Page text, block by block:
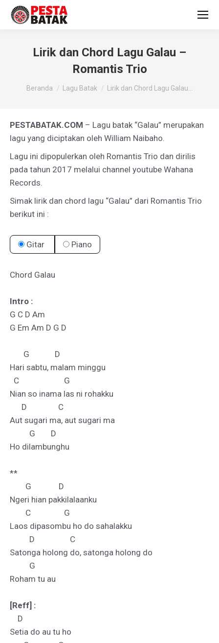
Lirik dan Chord Lagu Galau –
Romantis Trio
You are here:
Beranda Lagu Batak Lirik dan Chord Lagu Galau…
PESTABATAK.COM – Lagu batak “Galau” merupakan
lagu yang diciptakan oleh William Naibaho.
Lagu ini dipopulerkan oleh Romantis Trio dan dirilis
pada tahun 2017 melalui channel youtube Wahana
Records.
Simak lirik dan chord lagu “Galau” dari Romantis Trio
berikut ini :
Gitar Piano
Chord Galau
Intro :
G C D Am
G Em Am D G D
Hari sabtu, malam minggu
Nian so inama las ni rohakku
Aut sugari ma, aut sugari ma
Ho dilambunghu
**
Ngeri hian pakkilalaanku
Laos dipasombu ho do sahalakku
Satonga holong do, satonga holong do
Roham tu au
[Reff] :
Setia do au tu ho